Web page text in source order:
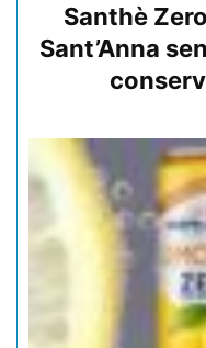
Santhè
Sant’Anna